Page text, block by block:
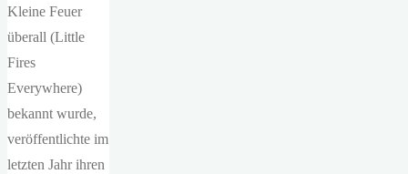
Kleine Feuer
überall (Little
Fires
Everywhere)
bekannt wurde,
veröffentlichte im
letzten Jahr ihren